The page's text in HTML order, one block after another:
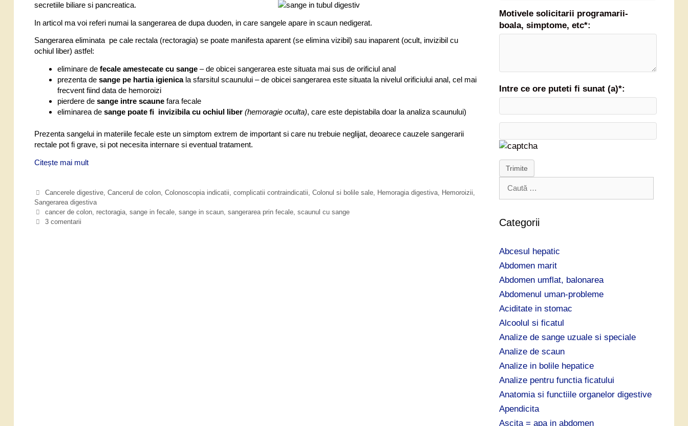
secretiile biliare si pancreatica.
In articol ma voi referi numai la sangerarea de dupa duoden, in care sangele apare in scaun nedigerat.
Sangerarea eliminata pe cale rectala (rectoragia) se poate manifesta aparent (se elimina vizibil) sau inaparent (ocult, invizibil cu
ochiul liber) astfel:
eliminare de fecale amestecate cu sange – de obicei sangerarea este situata mai sus de orificiul anal
prezenta de sange pe hartia igienicala sfarsitul scaunului – de obicei sangerarea este situata la nivelul orificiului anal, cel mai
frecvent fiind data de hemoroizi
pierdere de sange intre scaune fara fecale
eliminarea de sange poate fi invizibila cu ochiul liber (hemoragie oculta), care este depistabila doar la analiza scaunului)
Prezenta sangelui in materiile fecale este un simptom extrem de important si care nu trebuie neglijat, deoarece cauzele sangerarii
rectale pot fi grave, si pot necesita internare si eventual tratament.
Citește mai mult
p
r
e
C
a
t
e
Cancerele digestive, Cancerul de colon, Colonoscopia indicatii, complicatii contraindicatii Colonul si bolile sale, Hemoragia digestiva, Hemoroizii
Sangerarea digestiva
E
t
cancer de colon, rectoragia, sange in fecale, sange in scaun, sangerarea prin fecale, scaunul cu sange
3 comentarii
Motivele solicitarii programarii-
boala, simptome, etc*:
Intre ce ore puteti fi sunat (a)*:
Trimite
t
u
p
ă
Categorii
Abcesul hepatic
Abdomen marit
Abdomen umflat, balonarea
Abdomenul uman-probleme
Aciditate in stomac
Alcoolul si ficatul
Analize de sange uzuale si speciale
Analize de scaun
Analize in bolile hepatice
Analize pentru functia ficatului
Anatomia si functiile organelor digestive
Apendicita
Ascita = apa in abdomen